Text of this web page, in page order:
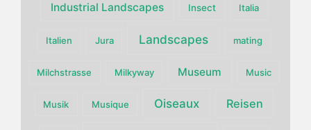
Industrial Landscapes Insect Italia
Italien Jura Landscapes mating
Milchstrasse Milkyway Museum Music
Musik Musique Oiseaux Reisen